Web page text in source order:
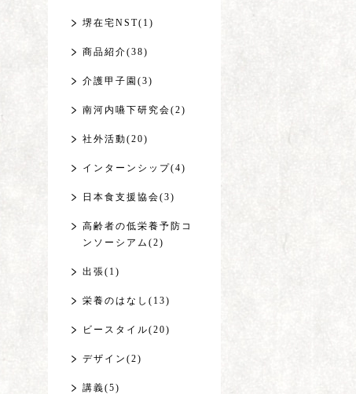
堺在宅NST(1)
商品紹介(38)
介護甲子園(3)
南河内嚥下研究会(2)
社外活動(20)
インターンシップ(4)
日本食支援協会(3)
高齢者の低栄養予防コ
ンソーシアム(2)
出張(1)
栄養のはなし(13)
ビースタイル(20)
デザイン(2)
講義(5)